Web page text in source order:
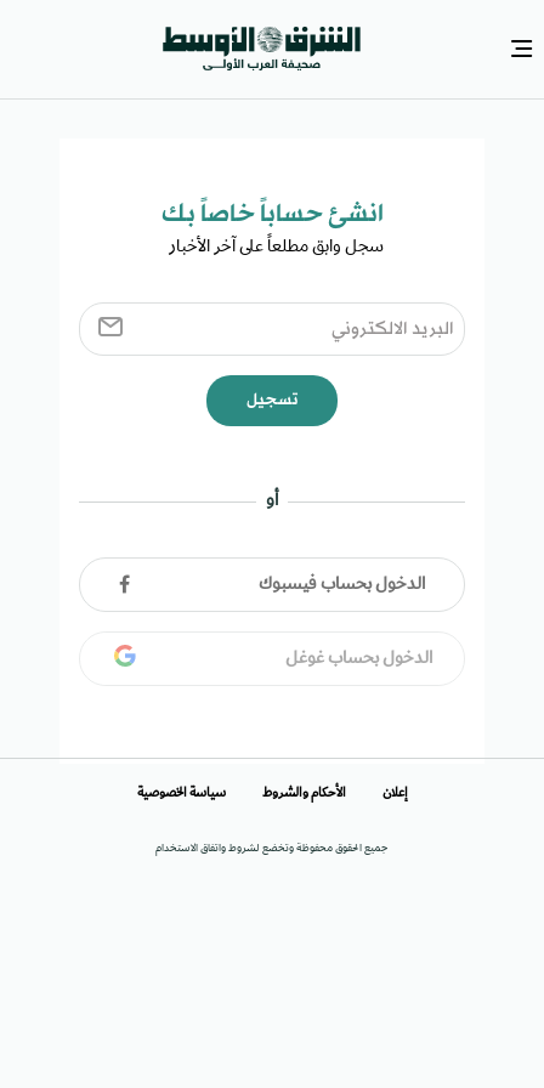
انشئ حساباً خاصاً بك​
سجل وابق مطلعاً على آخر الأخبار ​
تسجيل
أو
الدخول بحساب فيسبوك
الدخول بحساب غوغل
جميع الحقوق محفوظة وتخضع لشروط واتفاق الاستخدام
إعلان الأحكام والشروط سياسة الخصوصية